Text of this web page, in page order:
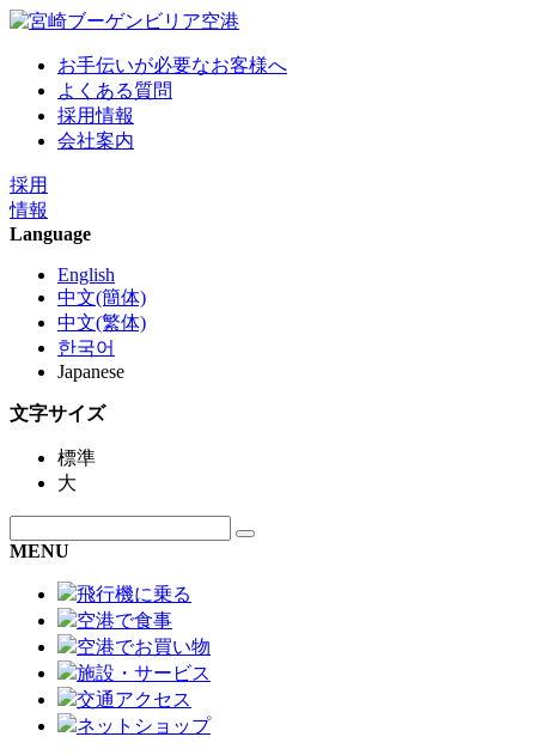
お手伝いが必要なお客様へ
よくある質問
採用情報
会社案内
採用
情報
Language
English
中文(簡体)
中文(繁体)
한국어
Japanese
文字サイズ
標準
大
MENU
飛行機に乗る
空港で食事
空港でお買い物
施設・サービス
交通アクセス
ネットショップ